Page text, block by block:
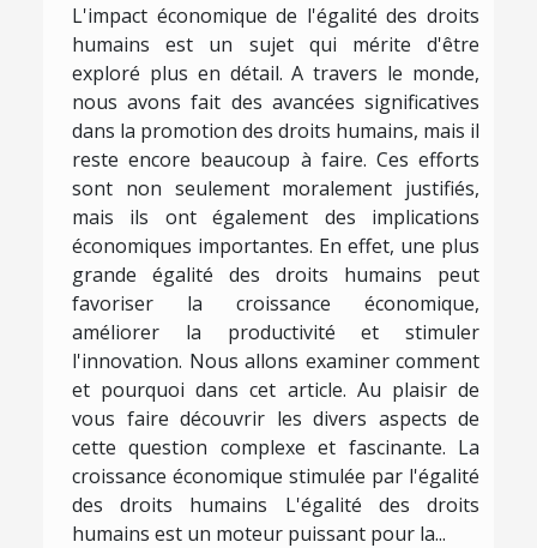
L'impact économique de l'égalité des droits
humains est un sujet qui mérite d'être
exploré plus en détail. A travers le monde,
nous avons fait des avancées significatives
dans la promotion des droits humains, mais il
reste encore beaucoup à faire. Ces efforts
sont non seulement moralement justifiés,
mais ils ont également des implications
économiques importantes. En effet, une plus
grande égalité des droits humains peut
favoriser la croissance économique,
améliorer la productivité et stimuler
l'innovation. Nous allons examiner comment
et pourquoi dans cet article. Au plaisir de
vous faire découvrir les divers aspects de
cette question complexe et fascinante. La
croissance économique stimulée par l'égalité
des droits humains L'égalité des droits
humains est un moteur puissant pour la...